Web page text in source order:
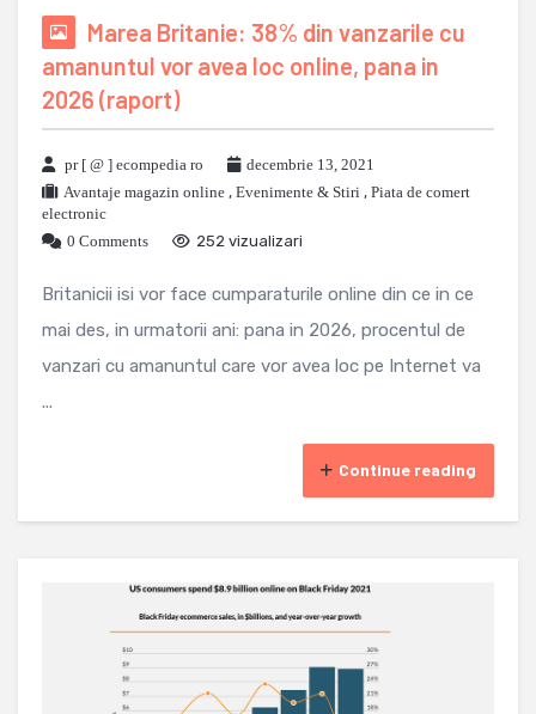
Marea Britanie: 38% din vanzarile cu
amanuntul vor avea loc online, pana in
2026 (raport)
pr [ @ ] ecompedia ro
decembrie 13, 2021
Avantaje magazin online , Evenimente & Stiri , Piata de comert
electronic
0 Comments
252 vizualizari
Britanicii isi vor face cumparaturile online din ce in ce
mai des, in urmatorii ani: pana in 2026, procentul de
vanzari cu amanuntul care vor avea loc pe Internet va
...
Continue reading